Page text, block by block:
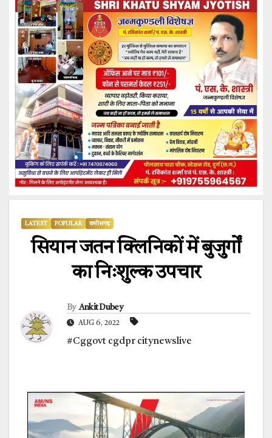
LATEST POPULAR छत्तीसगढ़
सियान जतन क्लिनिकों में बुजुर्गों
का निःशुल्क उपचार
By Ankit Dubey
AUG 6, 2022
#Cggovt cgdpr citynewslive